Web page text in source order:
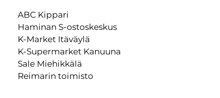
ABC Kippari
Haminan S-ostoskeskus
K-Market Itäväylä
K-Supermarket Kanuuna
Sale Miehikkälä
Reimarin toimisto